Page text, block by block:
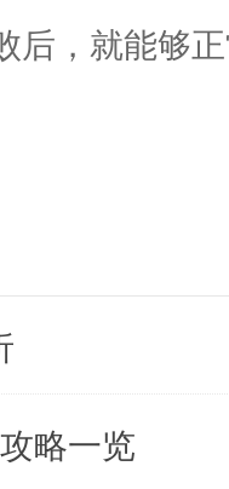
后，就能够
略一览